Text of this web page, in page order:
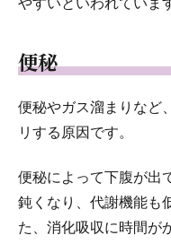
やすいといわれていま
便秘
便秘やガス溜まりなど
リする原因です。
便秘によって下腹が出
鈍くなり、代謝機能も
た、消化吸収に時間が